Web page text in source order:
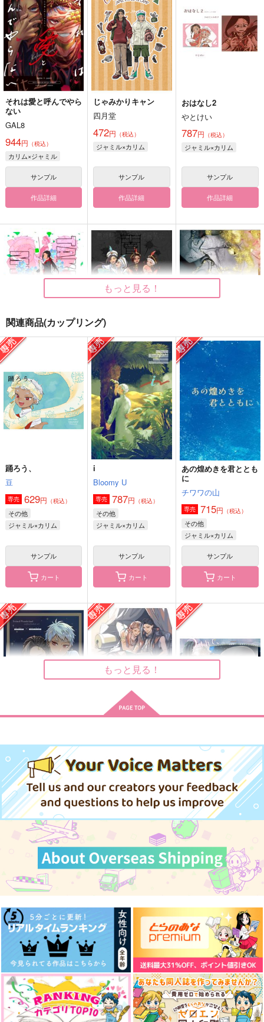
それは愛と呼んでやら
ない
GAL8
944円 （税込）
カリム×ジャミル
サンプル
作品詳細
じゃみかりキャン
四月堂
472円 （税込）
ジャミル×カリム
サンプル
作品詳細
おはなし2
やとけい
787円 （税込）
ジャミル×カリム
サンプル
作品詳細
テイク・バック・マ
なぜなら
1,572円（税込）
ジャミル×カリム
サンプル
闇と踊れ
ここだけの話
946円（税込）
ジャミル×カリム
サンプル
作品詳細
これからのおれたちは
ふくはうち
3,144円（税込）
ジャミル×カリム
サンプル
作品詳細
おはなし3
やとけい
944円（税込）
ジャミル×カリム
めるてぃしょこらまじ
っく
チワワの山
629円（税込）
ジャミル×カリム
作品詳細
たのしぃカリジャミ
TEAM HARAPEKO
1,100円（税込）
カリム×ジャミル
木菟寮
1,257円（税込）
ジャミル×カリム
サンプル
作品詳細
おはなし 上・下
やとけい
3,300円（税込）
ジャミル×カリム
サンプル
作品詳細
砂漠に降る雨の話
1,572円（税込）
ジャミル×カリム
サンプル
作品詳細
もっと見る！
関連商品(カップリング)
踊ろう、
豆
専売 629円 （税込）
その他
ジャミル×カリム
サンプル
カート
i
Bloomy U
専売 787円 （税込）
その他
ジャミル×カリム
サンプル
カート
あの煌めきを君ととも
に
チワワの山
専売 715円 （税込）
その他
ジャミル×カリム
サンプル
カート
った 前編
角砂糖
専売 629円（税込）
その他
ジャミル×カリム
サンプル
カート
外燃機関
専売 849円（税込）
ジャミル×カリム
サンプル
うけとめて
tondemo1/2
629円 （税込）
その他
ジャミル×カリム
サンプル
遊園地に行くジャカ
magical shine
もっと見る！